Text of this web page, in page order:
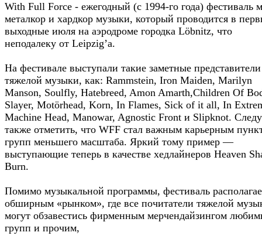
With Full Force - ежегодный (с 1994-го года) фестиваль
металкор и хардкор музыки, который проводится в
выходные июля на аэродроме городка Löbnitz, что
неподалеку от Leipzig’а.
На фестивале выступали такие заметные представители
тяжелой музыки, как: Rammstein, Iron Maiden, Marilyn
Manson, Soulfly, Hatebreed, Amon Amarth,Children Of
Slayer, Motörhead, Korn, In Flames, Sick of it all, In
Machine Head, Manowar, Agnostic Front и Slipknot.
также отметить, что WFF стал важным карьерным
групп меньшего масштаба. Яркий тому пример —
выступающие теперь в качестве хедлайнеров Heaven
Burn.
Помимо музыкальной программы, фестиваль
обширным «рынком», где все почитатели тяжелой
могут обзавестись фирменным мерчендайзингом
групп и прочим,